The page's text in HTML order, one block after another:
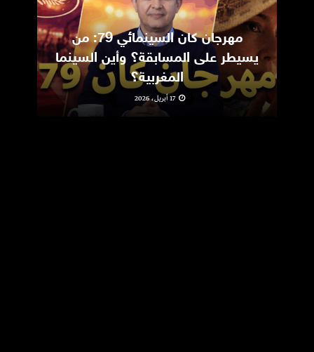
مهرجان كان السينمائي 79: من
يسيطر على المسابقة؟ وأين السينما
المغربية؟
17 أبريل، 2026